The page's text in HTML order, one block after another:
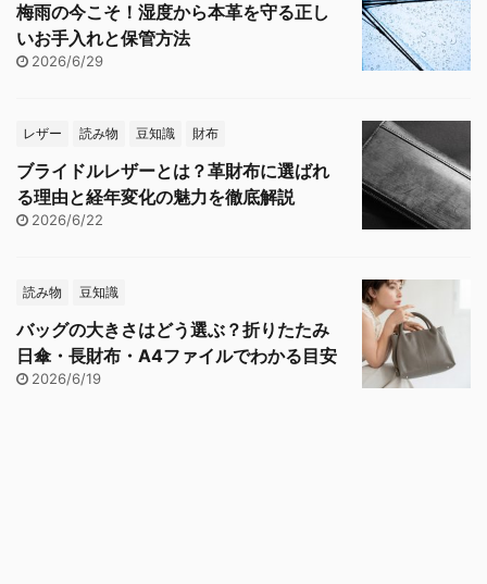
梅雨の今こそ！湿度から本革を守る正し
いお手入れと保管方法
2026/6/29
レザー 読み物 豆知識 財布
ブライドルレザーとは？革財布に選ばれ
る理由と経年変化の魅力を徹底解説
2026/6/22
読み物 豆知識
バッグの大きさはどう選ぶ？折りたたみ
日傘・長財布・A4ファイルでわかる目安
2026/6/19